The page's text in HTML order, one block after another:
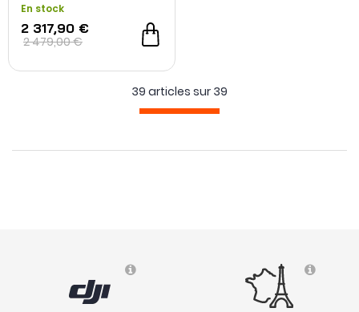
En stock
2 317,90 €
2 479,00 €
39 articles sur 39